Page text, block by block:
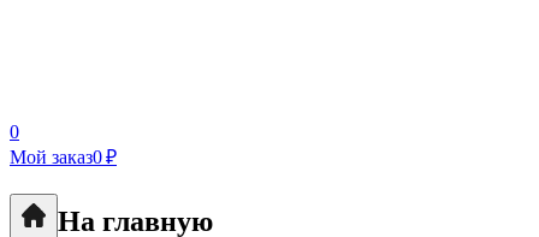
0
Мой заказ0 ₽
На главную